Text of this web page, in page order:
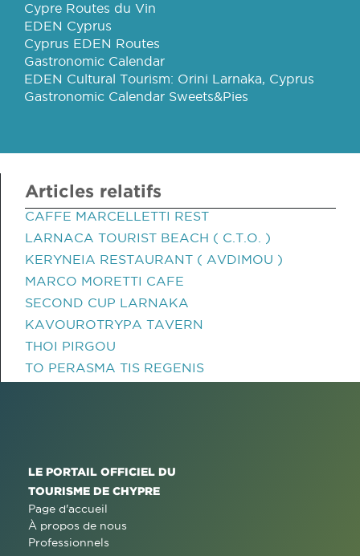
Cypre Routes du Vin
EDEN Cyprus
Cyprus EDEN Routes
Gastronomic Calendar
EDEN Cultural Tourism: Orini Larnaka, Cyprus
Gastronomic Calendar Sweets&Pies
Articles relatifs
CAFFE MARCELLETTI REST
LARNACA TOURIST BEACH ( C.T.O. )
KERYNEIA RESTAURANT ( AVDIMOU )
MARCO MORETTI CAFE
SECOND CUP LARNAKA
KAVOUROTRYPA TAVERN
THOI PIRGOU
TO PERASMA TIS REGENIS
LE PORTAIL OFFICIEL DU
TOURISME DE CHYPRE
Page d'accueil
À propos de nous
Professionnels